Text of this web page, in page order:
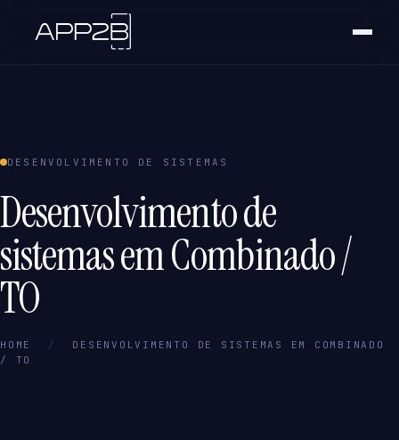
DESENVOLVIMENTO DE SISTEMAS
Desenvolvimento de
sistemas em Combinado /
TO
HOME /
DESENVOLVIMENTO DE SISTEMAS EM COMBINADO
/ TO